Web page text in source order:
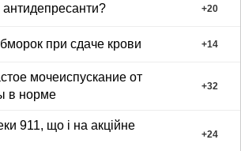
+20
при сдаче крови +14
мочеиспускание от
в норме
+32
911, що і на акційне
+24